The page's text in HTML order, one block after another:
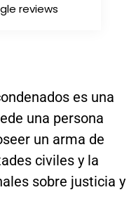
reviews
es una
una persona
un arma de
civiles y la
sobre justicia y